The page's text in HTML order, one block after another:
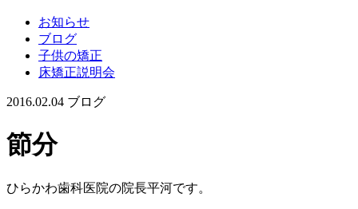
お知らせ
ブログ
子供の矯正
床矯正説明会
2016.02.04 ブログ
節分
ひらかわ歯科医院の院長平河です。